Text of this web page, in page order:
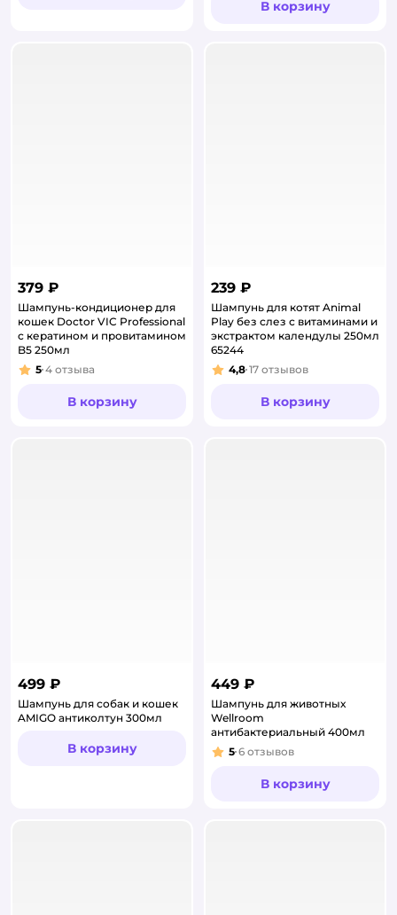
В корзину
379 ₽
Шампунь-кондиционер для
кошек Doctor VIC Professional
с кератином и провитамином
B5 250мл
Рейтинг:
5 4 отзыва
В корзину
239 ₽
Шампунь для котят Animal
Play без слез с витаминами и
экстрактом календулы 250мл
65244
Рейтинг:
4,8 17 отзывов
В корзину
499 ₽
Шампунь для собак и кошек
AMIGO антиколтун 300мл
В корзину
449 ₽
Шампунь для животных
Wellroom
антибактериальный 400мл
Рейтинг:
5 6 отзывов
В корзину